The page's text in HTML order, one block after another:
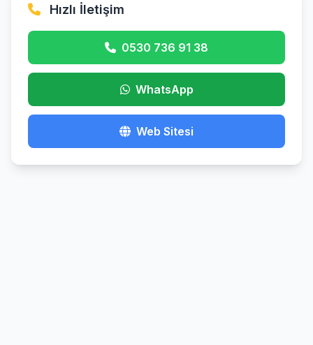
Hızlı İletişim
0530 736 91 38
WhatsApp
Web Sitesi